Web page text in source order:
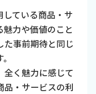
ている商品・サ
力や価値のこと
た事前期待と同じ
全く魅力に感じて
品・サービスの利